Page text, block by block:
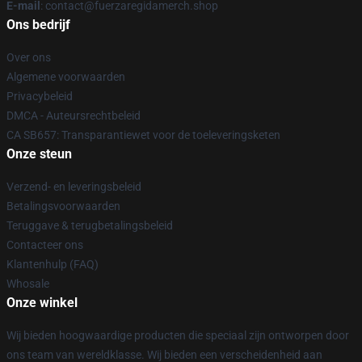
E-mail : contact@fuerzaregidamerch.shop
Ons bedrijf
Over ons
Algemene voorwaarden
Privacybeleid
DMCA - Auteursrechtbeleid
CA SB657: Transparantiewet voor de toeleveringsketen
Onze steun
Verzend- en leveringsbeleid
Betalingsvoorwaarden
Teruggave & terugbetalingsbeleid
Contacteer ons
Klantenhulp (FAQ)
Whosale
Onze winkel
Wij bieden hoogwaardige producten die speciaal zijn ontworpen door
ons team van wereldklasse. Wij bieden een verscheidenheid aan